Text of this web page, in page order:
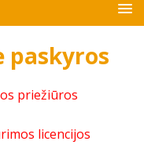
paskyros
priežiūros
licencijos